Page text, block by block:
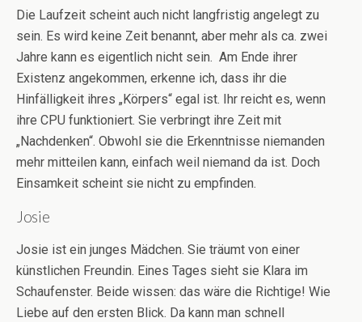
Die Laufzeit scheint auch nicht langfristig angelegt zu
sein. Es wird keine Zeit benannt, aber mehr als ca. zwei
Jahre kann es eigentlich nicht sein. Am Ende ihrer
Existenz angekommen, erkenne ich, dass ihr die
Hinfälligkeit ihres „Körpers“ egal ist. Ihr reicht es, wenn
ihre CPU funktioniert. Sie verbringt ihre Zeit mit
„Nachdenken“. Obwohl sie die Erkenntnisse niemanden
mehr mitteilen kann, einfach weil niemand da ist. Doch
Einsamkeit scheint sie nicht zu empfinden.
Josie
Josie ist ein junges Mädchen. Sie träumt von einer
künstlichen Freundin. Eines Tages sieht sie Klara im
Schaufenster. Beide wissen: das wäre die Richtige! Wie
Liebe auf den ersten Blick. Da kann man schnell